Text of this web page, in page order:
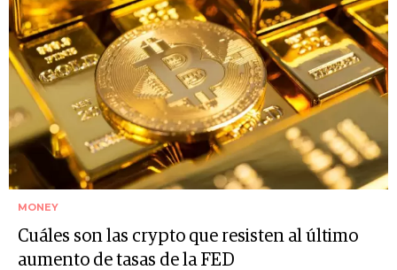
MONEY
Cuáles son las crypto que resisten al último
aumento de tasas de la FED